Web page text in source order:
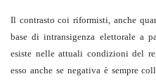
Il contrasto coi riformisti, anche
base di intransigenza elettorale a
esiste nelle attuali condizioni del
esso anche se negativa è sempre